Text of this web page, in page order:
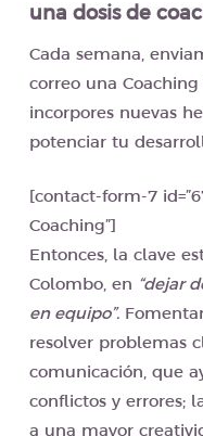
una dosis de
Cada semana,
correo una
incorpores nuevas
potenciar tu
[contact-form-7
Coaching”]
Entonces, la clave
Colombo, en “dejar
en equipo”.
resolver problemas
comunicación, que
conflictos y errores;
a una mayor